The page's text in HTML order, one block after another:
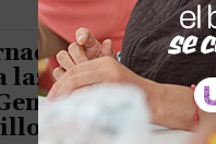
de
lazos de
de
Drew Hoster